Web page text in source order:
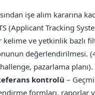
işe alım kararına
(Applicant Tracking
kelime ve yetkinlik bazlı
değerlendirilmesi.
pazarlama planı).
kontrolü –
formları, raporlar